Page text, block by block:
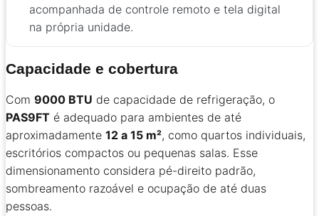
acompanhada de controle remoto e tela digital
na própria unidade.
Capacidade e cobertura
Com 9000 BTU de capacidade de refrigeração, o
PAS9FT é adequado para ambientes de até
aproximadamente 12 a 15 m², como quartos individuais,
escritórios compactos ou pequenas salas. Esse
dimensionamento considera pé-direito padrão,
sombreamento razoável e ocupação de até duas
pessoas.